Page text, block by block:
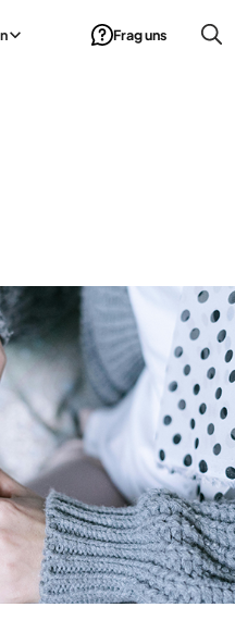
Frag uns